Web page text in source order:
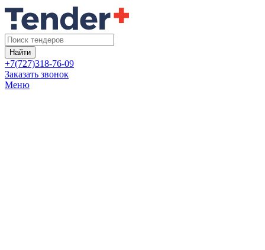
Найти
+7(727)318-76-09
Заказать звонок
Меню